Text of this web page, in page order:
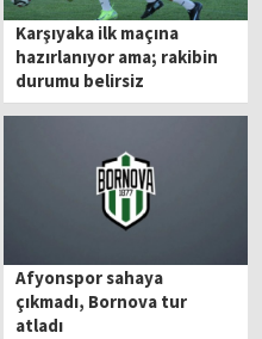
Karşıyaka ilk maçına
hazırlanıyor ama; rakibin
durumu belirsiz
Afyonspor sahaya
çıkmadı, Bornova tur
atladı